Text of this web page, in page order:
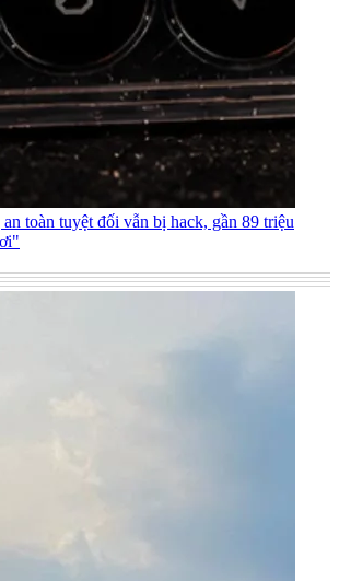
toàn tuyệt đối vẫn bị hack, gần 89 triệu